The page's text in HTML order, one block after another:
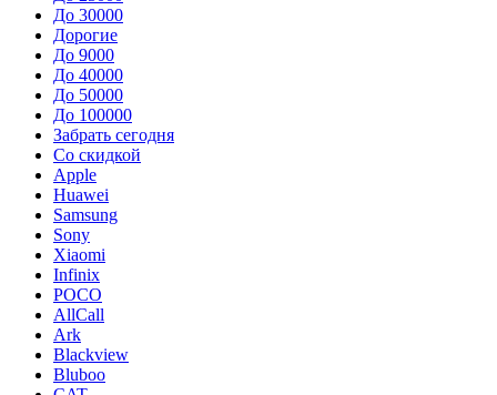
До 30000
Дорогие
До 9000
До 40000
До 50000
До 100000
Забрать сегодня
Со скидкой
Apple
Huawei
Samsung
Sony
Xiaomi
Infinix
POCO
AllCall
Ark
Blackview
Bluboo